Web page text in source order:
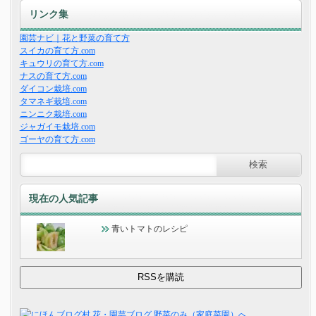
リンク集
園芸ナビ｜花と野菜の育て方
スイカの育て方.com
キュウリの育て方.com
ナスの育て方.com
ダイコン栽培.com
タマネギ栽培.com
ニンニク栽培.com
ジャガイモ栽培.com
ゴーヤの育て方.com
現在の人気記事
青いトマトのレシピ